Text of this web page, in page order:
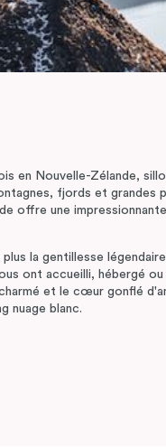
en Nouvelle-Zélande,
fjords et grandes
offre une
la gentillesse
ont accueilli, hébergé ou
et le cœur gonflé
nuage blanc.